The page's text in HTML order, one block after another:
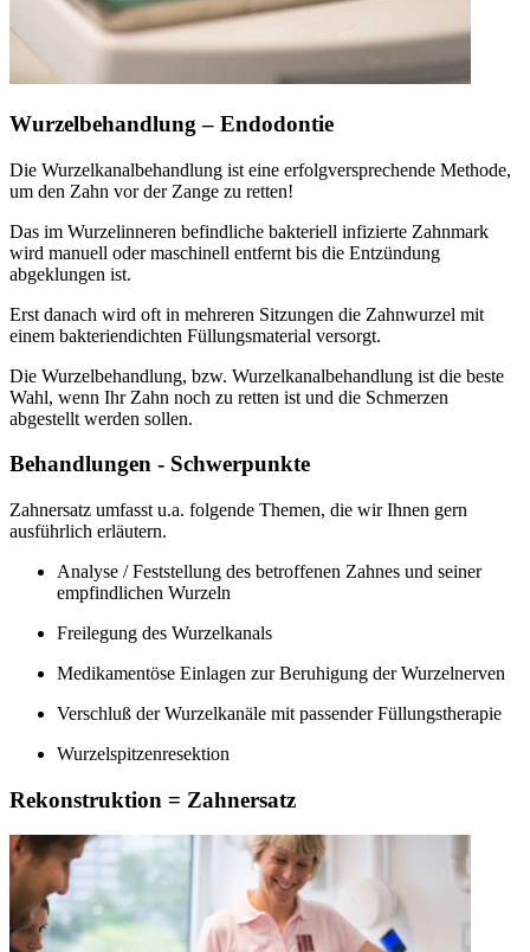
Wurzelbehandlung – Endodontie
Die Wurzelkanalbehandlung ist eine erfolgversprechende Methode,
um den Zahn vor der Zange zu retten!
Das im Wurzelinneren befindliche bakteriell infizierte Zahnmark
wird manuell oder maschinell entfernt bis die Entzündung
abgeklungen ist.
Erst danach wird oft in mehreren Sitzungen die Zahnwurzel mit
einem bakteriendichten Füllungsmaterial versorgt.
Die Wurzelbehandlung, bzw. Wurzelkanalbehandlung ist die beste
Wahl, wenn Ihr Zahn noch zu retten ist und die Schmerzen
abgestellt werden sollen.
Behandlungen - Schwerpunkte
Zahnersatz umfasst u.a. folgende Themen, die wir Ihnen gern
ausführlich erläutern.
Analyse / Feststellung des betroffenen Zahnes und seiner
empfindlichen Wurzeln
Freilegung des Wurzelkanals
Medikamentöse Einlagen zur Beruhigung der Wurzelnerven
Verschluß der Wurzelkanäle mit passender Füllungstherapie
Wurzelspitzenresektion
Rekonstruktion = Zahnersatz